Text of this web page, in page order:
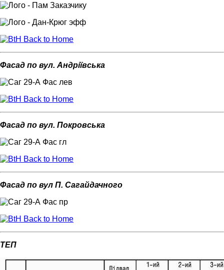
Back to Home
Фасад по вул. Андріївська
Back to Home
Фасад по вул. Покровська
Back to Home
Фасад по вул П. Сагайдачного
Back to Home
ТЕП